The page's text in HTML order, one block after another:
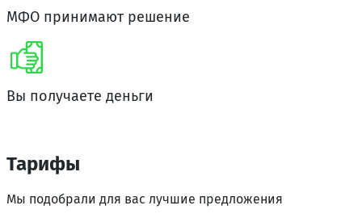
МФО принимают решение
Вы получаете деньги
Тарифы
Мы подобрали для вас лучшие предложения